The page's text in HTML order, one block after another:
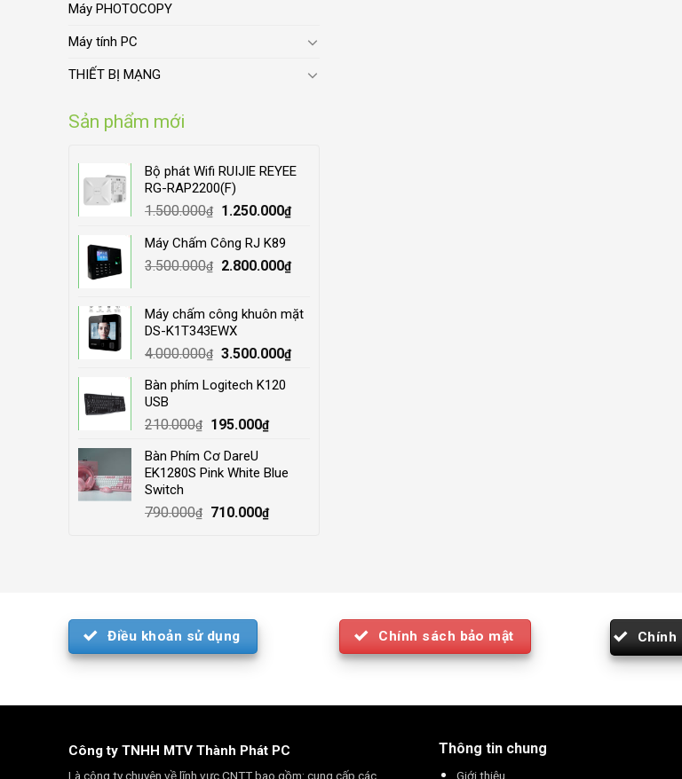
Máy PHOTOCOPY
Máy tính PC
THIẾT BỊ MẠNG
Sản phẩm mới
Bộ phát Wifi RUIJIE REYEE
RG-RAP2200(F)
1.500.000₫
Original
was:
1.500.000₫.
1.250.000₫Current
1.250.000₫.
Máy Chấm Công RJ K89
3.500.000₫
Original
3.500.000₫.
2.800.000₫Current
2.800.000₫.
Máy chấm công khuôn mặt
DS-K1T343EWX
4.000.000₫ Original
was:
3.500.000₫Current
Bàn phím Logitech K120
USB
210.000₫
Original
was:
210.000₫.
195.000₫Current
195.000₫.
Bàn Phím Cơ DareU
EK1280S Pink White Blue
Switch
790.000₫
Original
710.000₫Current
Điều khoản sử dụng Chính sách bảo mật Chính
Công ty TNHH MTV Thành Phát PC
Là công ty chuyên về lĩnh vực CNTT bao gồm: cung cấp các
Thông tin chung
Giới thiệu